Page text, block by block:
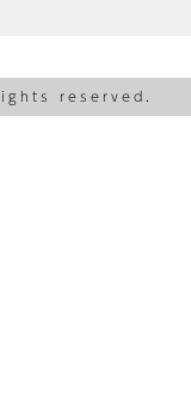
reserved.